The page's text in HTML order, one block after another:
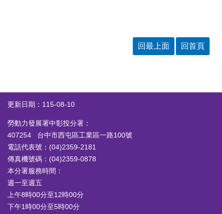
回最上面 回首頁
更新日期：115-08-10
勞動力發展署中彰投分署：
407254 台中市西屯區工業區一路100號
電話代表號：(04)2359-2181
傳真機號碼：(04)2359-0878
本分署服務時間：
週一至週五
上午8時00分至12時00分
下午1時00分至5時00分